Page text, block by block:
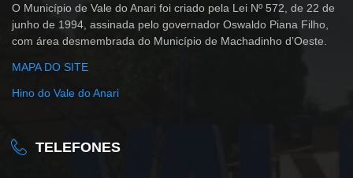
O Município de Vale do Anari foi criado pela Lei Nº 572, de 22 de
junho de 1994, assinada pelo governador Oswaldo Piana Filho,
com área desmembrada do Município de Machadinho d’Oeste.
MAPA DO SITE
Hino do Vale do Anari
TELEFONES